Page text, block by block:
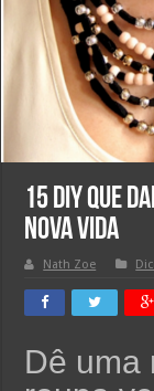
15 DIY que
nova vida
Nath Zoe
Dê uma